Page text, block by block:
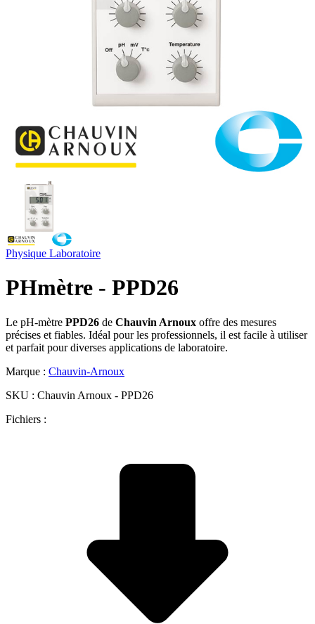
Physique Laboratoire
PHmètre - PPD26
Le pH-mètre PPD26 de Chauvin Arnoux offre des mesures
précises et fiables. Idéal pour les professionnels, il est facile à utiliser
et parfait pour diverses applications de laboratoire.
Marque : Chauvin-Arnoux
SKU : Chauvin Arnoux - PPD26
Fichiers :